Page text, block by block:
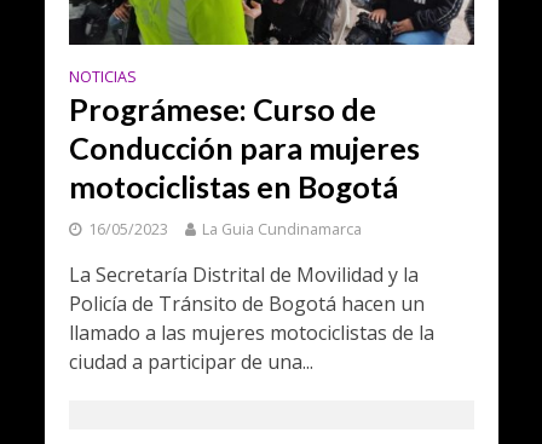
NOTICIAS
Prográmese: Curso de
Conducción para mujeres
motociclistas en Bogotá
16/05/2023 La Guia Cundinamarca
La Secretaría Distrital de Movilidad y la
Policía de Tránsito de Bogotá hacen un
llamado a las mujeres motociclistas de la
ciudad a participar de una...